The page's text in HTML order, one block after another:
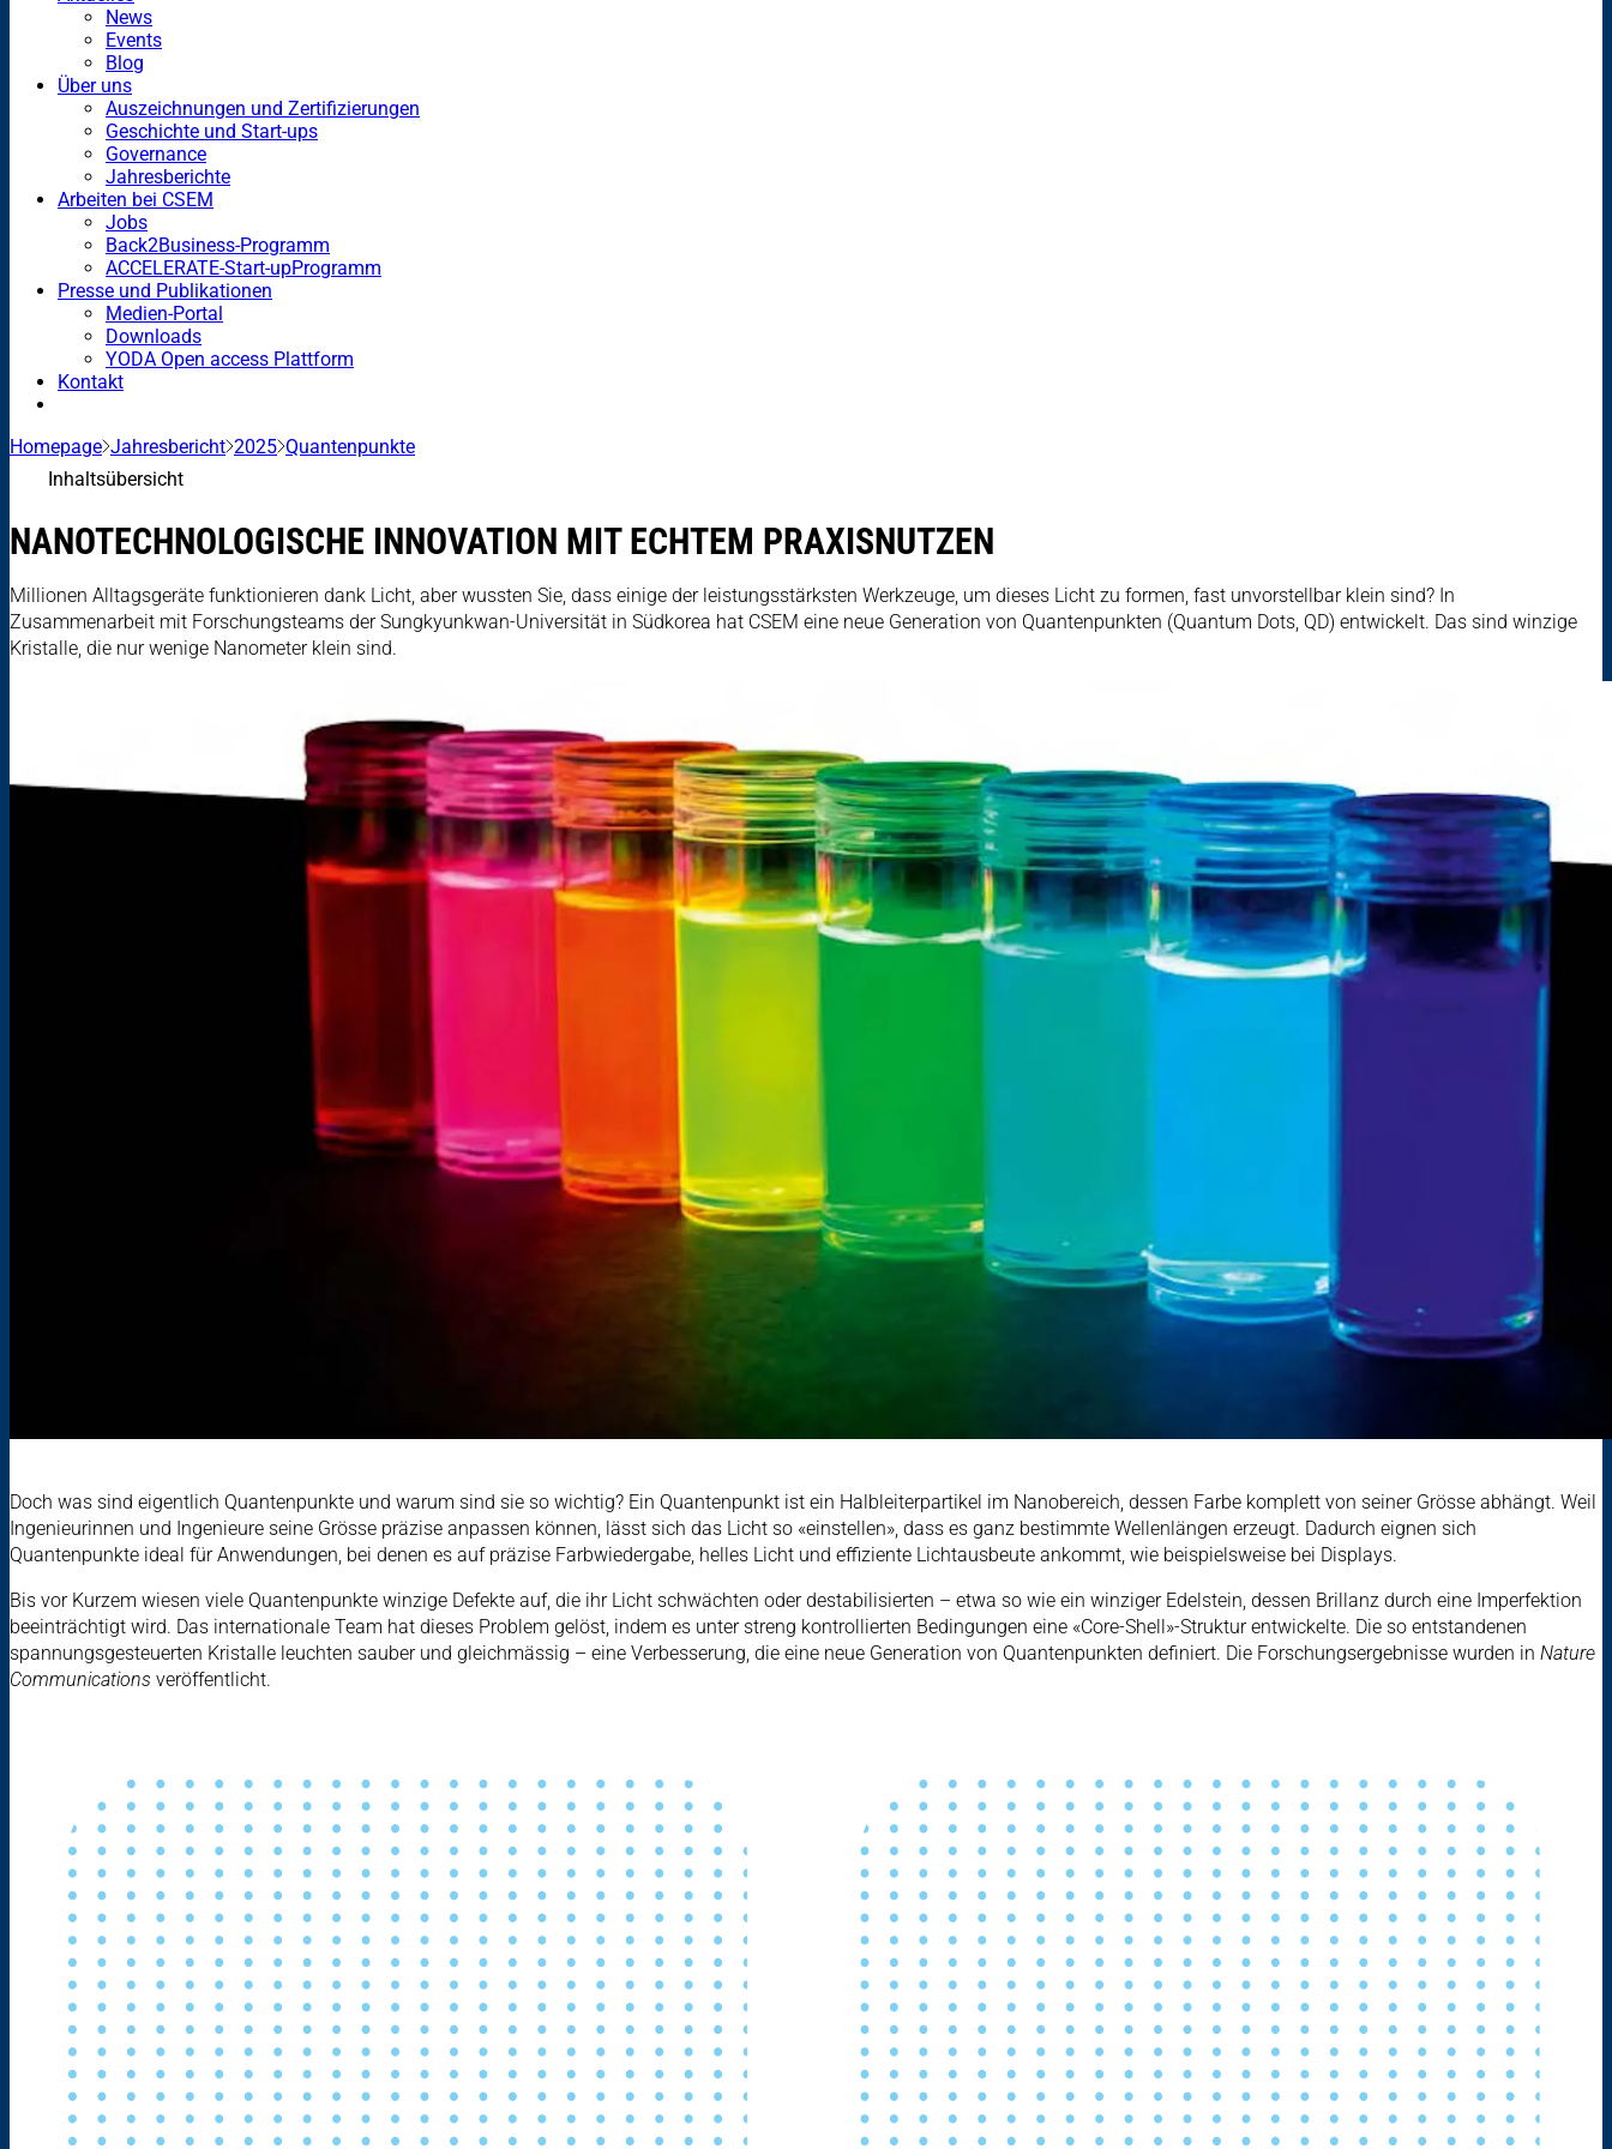
News
Events
Blog
Über uns
Auszeichnungen und Zertifizierungen
Geschichte und Start-ups
Governance
Jahresberichte
Arbeiten bei CSEM
Jobs
Back2Business-Programm
ACCELERATE-Start-upProgramm
Presse und Publikationen
Medien-Portal
Downloads
YODA Open access Plattform
Kontakt
Homepage Jahresbericht 2025 Quantenpunkte
Inhaltsübersicht
NANOTECHNOLOGISCHE INNOVATION MIT ECHTEM PRAXISNUTZEN
Millionen Alltagsgeräte funktionieren dank Licht, aber wussten Sie, dass einige der leistungsstärksten Werkzeuge, um dieses Licht zu formen, fast unvorstellbar klein sind? In
Zusammenarbeit mit Forschungsteams der Sungkyunkwan-Universität in Südkorea hat CSEM eine neue Generation von Quantenpunkten (Quantum Dots, QD) entwickelt. Das sind winzige
Kristalle, die nur wenige Nanometer klein sind.
Doch was sind eigentlich Quantenpunkte und warum sind sie so wichtig? Ein Quantenpunkt ist ein Halbleiterpartikel im Nanobereich, dessen Farbe komplett von seiner Grösse abhängt. Weil
Ingenieurinnen und Ingenieure seine Grösse präzise anpassen können, lässt sich das Licht so «einstellen», dass es ganz bestimmte Wellenlängen erzeugt. Dadurch eignen sich
Quantenpunkte ideal für Anwendungen, bei denen es auf präzise Farbwiedergabe, helles Licht und effiziente Lichtausbeute ankommt, wie beispielsweise bei Displays.
Bis vor Kurzem wiesen viele Quantenpunkte winzige Defekte auf, die ihr Licht schwächten oder destabilisierten – etwa so wie ein winziger Edelstein, dessen Brillanz durch eine Imperfektion
beeinträchtigt wird. Das internationale Team hat dieses Problem gelöst, indem es unter streng kontrollierten Bedingungen eine «Core-Shell»-Struktur entwickelte. Die so entstandenen
spannungsgesteuerten Kristalle leuchten sauber und gleichmässig – eine Verbesserung, die eine neue Generation von Quantenpunkten definiert. Die Forschungsergebnisse wurden in Nature
Communications veröffentlicht.